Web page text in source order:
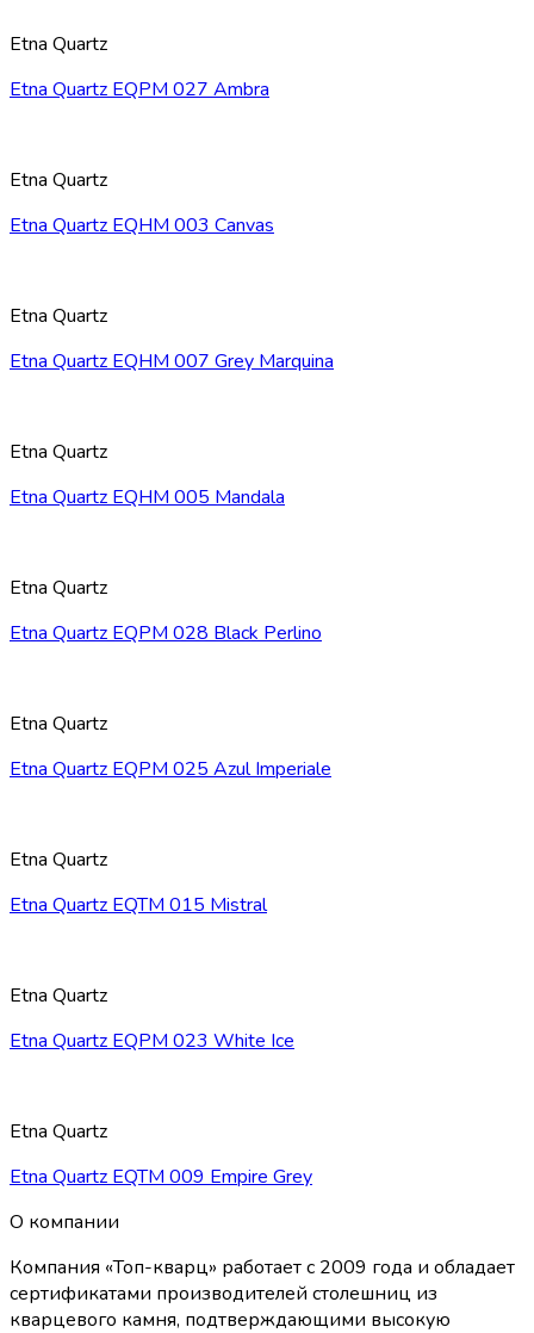
Etna Quartz
Etna Quartz EQPM 027 Ambra
Etna Quartz
Etna Quartz EQHM 003 Canvas
Etna Quartz
Etna Quartz EQHM 007 Grey Marquina
Etna Quartz
Etna Quartz EQHM 005 Mandala
Etna Quartz
Etna Quartz EQPM 028 Black Perlino
Etna Quartz
Etna Quartz EQPM 025 Azul Imperiale
Etna Quartz
Etna Quartz EQTM 015 Mistral
Etna Quartz
Etna Quartz EQPM 023 White Ice
Etna Quartz
Etna Quartz EQTM 009 Empire Grey
О компании
Компания «Топ-кварц» работает с 2009 года и обладает
сертификатами производителей столешниц из
кварцевого камня, подтверждающими высокую